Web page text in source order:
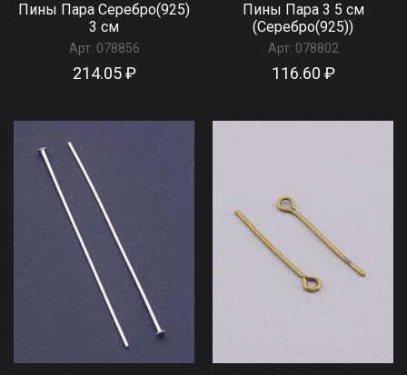
Пины Пара Серебро(925)
3 см
Арт: 078856
214.05 ₽
Пины Пара 3 5 см
(Серебро(925))
Арт: 078802
116.60 ₽